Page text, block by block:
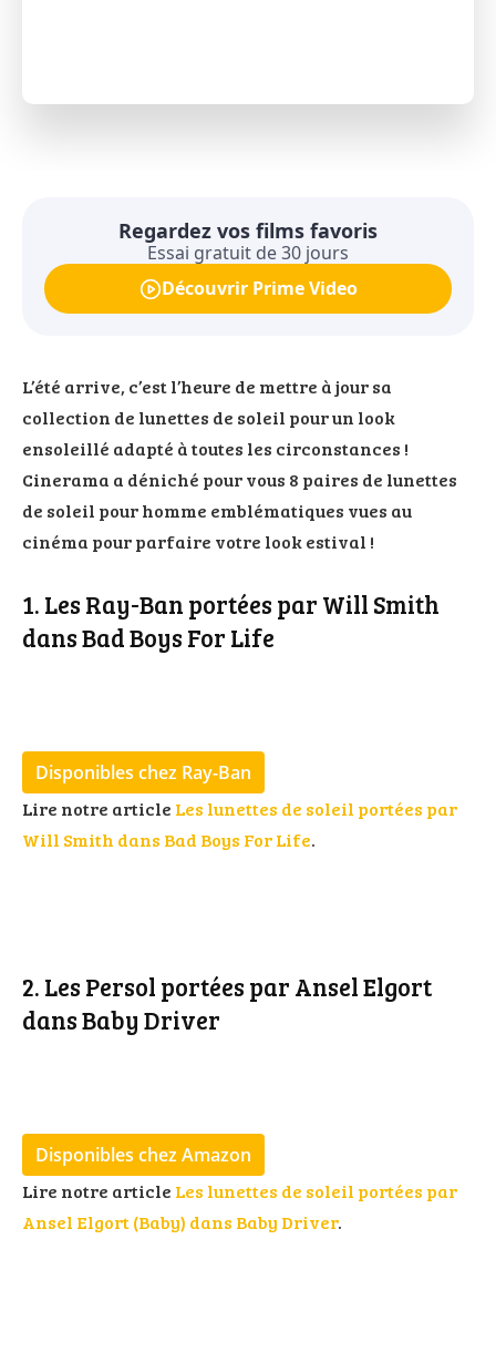
Regardez vos films favoris
Essai gratuit de 30 jours
Découvrir Prime Video
L’été arrive, c’est l’heure de mettre à jour sa
collection de lunettes de soleil pour un look
ensoleillé adapté à toutes les circonstances !
Cinerama a déniché pour vous 8 paires de lunettes
de soleil pour homme emblématiques vues au
cinéma pour parfaire votre look estival !
1. Les Ray-Ban portées par Will Smith
dans Bad Boys For Life
Disponibles chez Ray-Ban
Lire notre article Les lunettes de soleil portées par
Will Smith dans Bad Boys For Life.
2. Les Persol portées par Ansel Elgort
dans Baby Driver
Disponibles chez Amazon
Lire notre article Les lunettes de soleil portées par
Ansel Elgort (Baby) dans Baby Driver.